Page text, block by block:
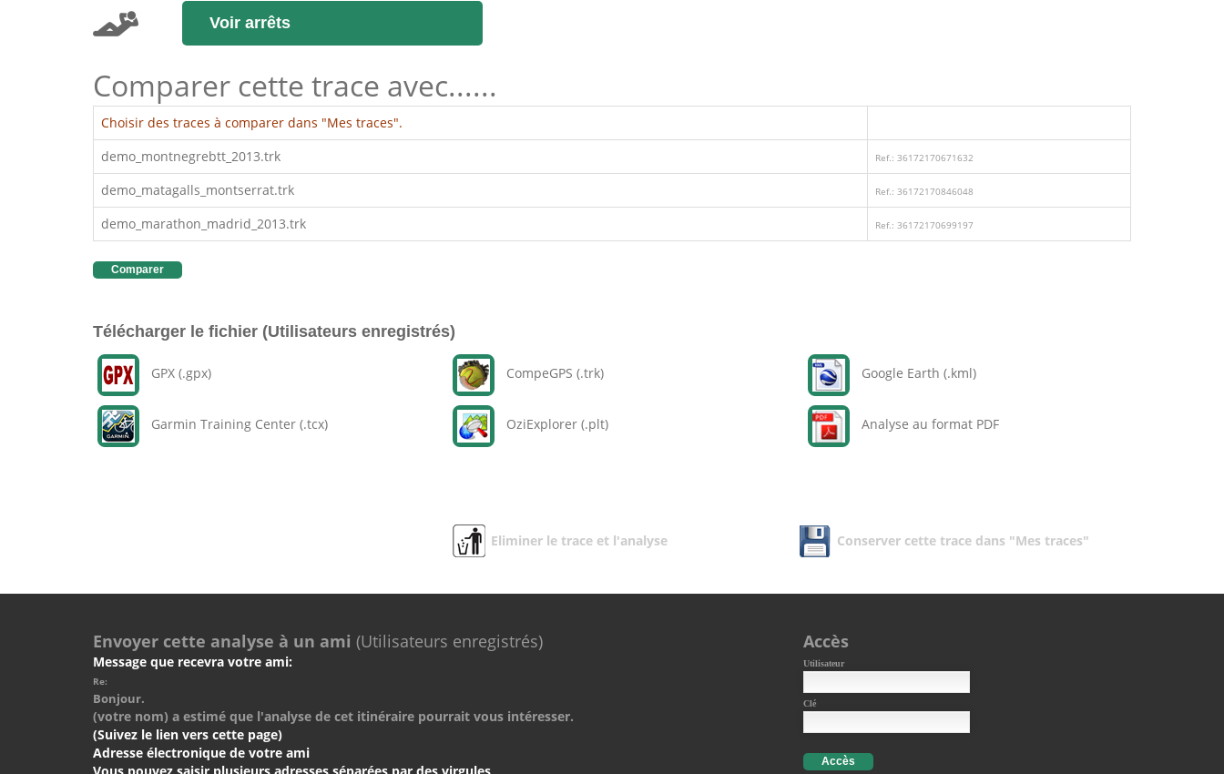
Voir arrêts
Comparer cette trace avec......
Choisir des traces à comparer dans "Mes traces".
demo_montnegrebtt_2013.trk
Ref.: 36172170671632
demo_matagalls_montserrat.trk Ref.: 36172170846048
demo_marathon_madrid_2013.trk Ref.: 36172170699197
Comparer
Télécharger le fichier (Utilisateurs enregistrés)
GPX (.gpx)
Garmin Training Center (.tcx)
CompeGPS (.trk)
OziExplorer (.plt)
Google Earth (.kml)
Analyse au format PDF
Eliminer le trace et l'analyse Conserver cette trace dans "Mes traces"
Envoyer cette analyse à un ami (Utilisateurs enregistrés)
Message que recevra votre ami:
Re:
Bonjour.
(votre nom) a estimé que l'analyse de cet itinéraire pourrait vous intéresser.
(Suivez le lien vers cette page)
Adresse électronique de votre ami
Accès
Utilisateur
Clé
Accès